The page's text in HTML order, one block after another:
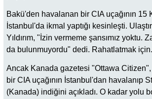
Bakü'den havalanan bir CIA uçağının 15
İstanbul'da ikmal yaptığı kesinleşti.
Yıldırım, "İzin vermeme şansımız yoktu.
da bulunmuyordu" dedi. Rahatlatmak için.
Ancak Kanada gazetesi "Ottawa
bir CIA uçağının İstanbul'dan havalanıp
(Kanada) indiğini açıkladı. O kadar yolu